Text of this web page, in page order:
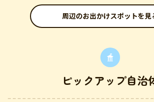
周辺のお出かけスポットを見
ピックアップ自治